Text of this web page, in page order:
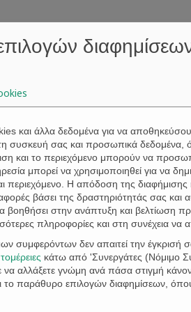
(Ν. 3869/2010)
4 Μαΐου 2016 η προθεσμία για την
η κύρια αίτηση εκκρεμούσε στις
για χορήγηση των βεβαιώσεων
ίδιο λόγο υπήρχε κίνδυνος να
δικαιολογητικών δυνάμει του γ΄
και άλλα δεδομένα για να
συσκευή σας και προσωπικά δεδομένα,
και το περιεχόμενο μπορούν να
μπορεί να χρησιμοποιηθεί για να
περιεχόμενο. Η απόδοση της διαφήμισης
βάσει της δραστηριότητάς σας
στην ανάπτυξη και βελτίωση
πληροφορίες και στη συνέχεια να
συμφερόντων δεν απαιτεί την έγκρισή
κάτω από 'Συνεργάτες (Νόμιμο
αλλάξετε γνώμη ανά πάσα στιγμή
το παράθυρο επιλογών διαφημίσεων,